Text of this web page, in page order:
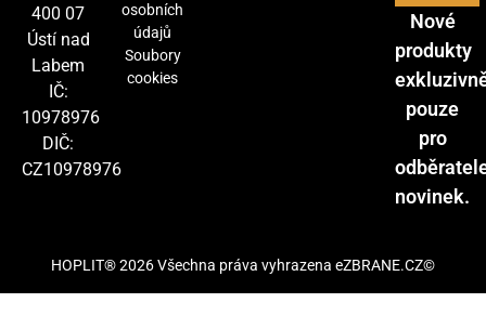
400 07
Ústí nad
Labem
IČ:
10978976
DIČ:
CZ10978976
osobních
údajů
Soubory
cookies
Nové
produkty
pouze
pro
novinek.
HOPLIT® 2026 Všechna práva vyhrazena eZBRANE.CZ©